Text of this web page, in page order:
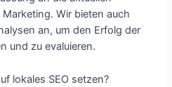
Wir bieten auch
an, um den Erfolg der
und zu evaluieren.
lokales SEO setzen?